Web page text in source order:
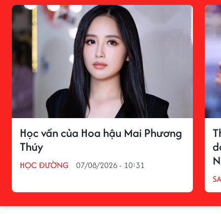
Học vấn của Hoa hậu Mai Phương
Thúy
HỌC ĐƯỜNG 07/08/2026 - 10:31